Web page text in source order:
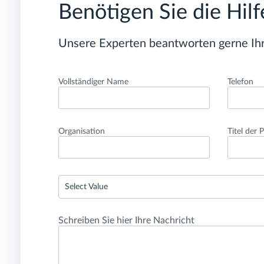
Benötigen Sie die
Unsere Experten beantworten gerne
Vollständiger Name Telefon
Organisation
Titel der
Select Value
Schreiben Sie hier Ihre Nachricht